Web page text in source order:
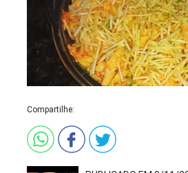
Compartilhe: